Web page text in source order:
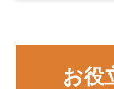
お役